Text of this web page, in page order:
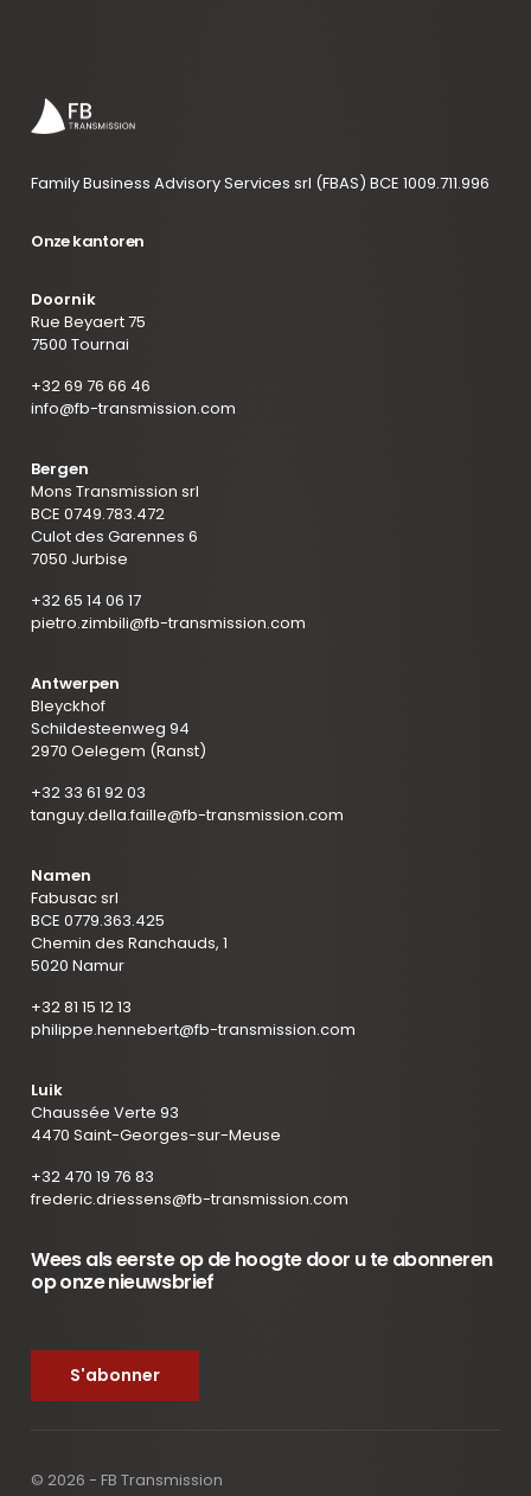
Family Business Advisory Services srl (FBAS) BCE 1009.711.996
Onze kantoren
Doornik
Rue Beyaert 75
7500 Tournai
+32 69 76 66 46
info@fb-transmission.com
Bergen
Mons Transmission srl
BCE 0749.783.472
Culot des Garennes 6
7050 Jurbise
+32 65 14 06 17
pietro.zimbili@fb-transmission.com
Antwerpen
Bleyckhof
Schildesteenweg 94
2970 Oelegem (Ranst)
+32 33 61 92 03
tanguy.della.faille@fb-transmission.com
Namen
Fabusac srl
BCE 0779.363.425
Chemin des Ranchauds, 1
5020 Namur
+32 81 15 12 13
philippe.hennebert@fb-transmission.com
Luik
Chaussée Verte 93
4470 Saint-Georges-sur-Meuse
+32 470 19 76 83
frederic.driessens@fb-transmission.com
Wees als eerste op de hoogte door u te abonneren
op onze nieuwsbrief
S'abonner
© 2026 - FB Transmission